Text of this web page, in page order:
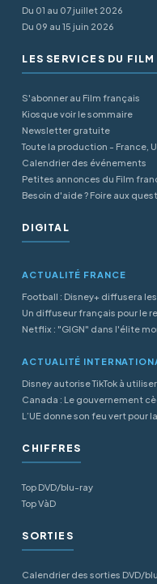
Du 01 au 07 juillet 2026
Du 09 au 15 juin 2026
LES SERVICES DU
S'abonner au Film français
Kiosque voir le sommaire
Newsletter gratuite
Toute la production - France,
Calendrier des événements
Petites annonces du Film
Besoin d'aide ? Foire aux
DIGITAL
ACTUALITÉ FRANCE
Football : Disney+ diffusera
Un diffuseur français pour le
Netflix : "GIGN" dans l'élite
ACTUALITÉ
Disney autorise TikTok à
Canada : Le gouvernement
L’UE donne son feu vert pour
CHIFFRES
Top DVD/blu-ray
Top VàD
SORTIES
Calendrier des sorties DVD/